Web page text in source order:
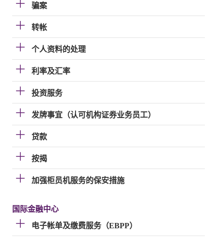
骗案
转帐
个人资料的处理
利率及汇率
投资服务
发牌事宜（认可机构证券业务员工）
贷款
按揭
加强柜员机服务的保安措施
国际金融中心
电子帐单及缴费服务（EBPP）